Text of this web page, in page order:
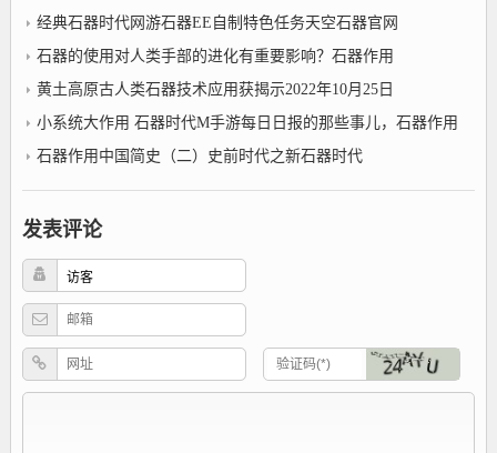
经典石器时代网游石器EE自制特色任务天空石器官网
石器的使用对人类手部的进化有重要影响？石器作用
黄土高原古人类石器技术应用获揭示2022年10月25日
小系统大作用 石器时代M手游每日日报的那些事儿，石器作用
石器作用中国简史（二）史前时代之新石器时代
发表评论